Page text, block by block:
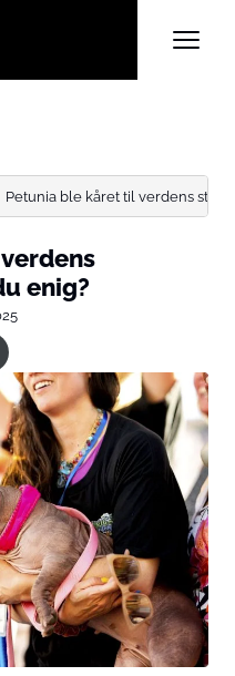
Petunia ble kåret til verdens
enig?